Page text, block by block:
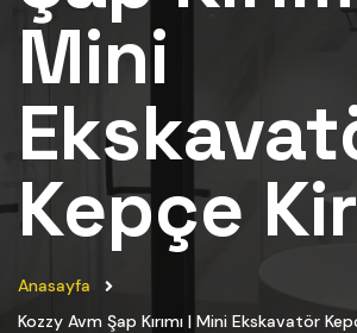
Mini
Kepçe
Anasayfa
Kozzy Avm Şap Kırımı | Mini Ekskavatör